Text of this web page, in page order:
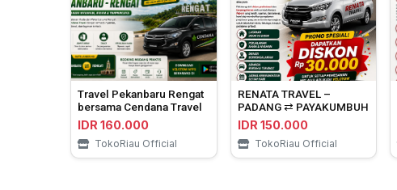
Travel Pekanbaru Rengat
bersama Cendana Travel
IDR 160.000
TokoRiau Official
RENATA TRAVEL –
PADANG ⇄ PAYAKUMBUH
IDR 150.000
TokoRiau Official